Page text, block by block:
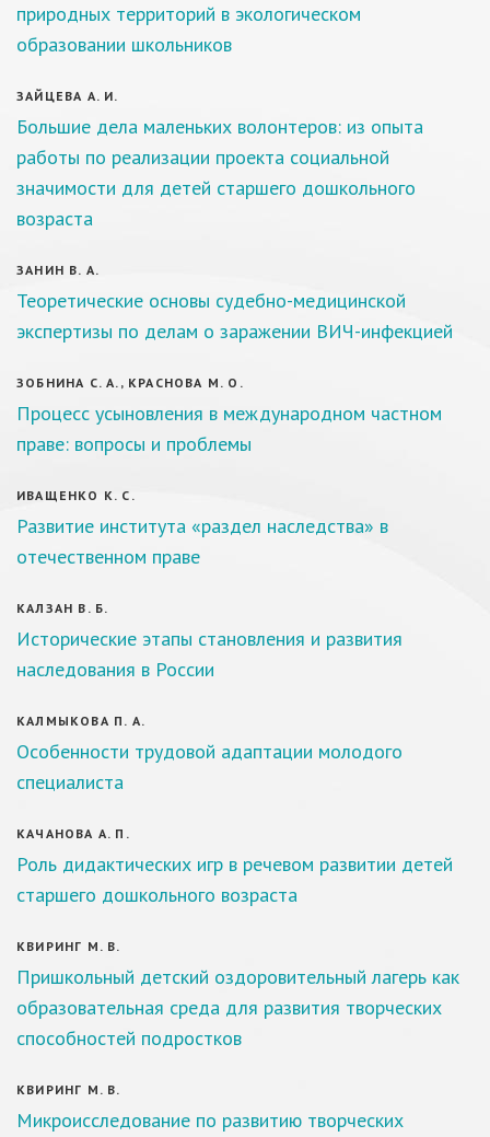
природных территорий в экологическом
образовании школьников
ЗАЙЦЕВА А. И.
Большие дела маленьких волонтеров: из опыта
работы по реализации проекта социальной
значимости для детей старшего дошкольного
возраста
ЗАНИН В. А.
Теоретические основы судебно-медицинской
экспертизы по делам о заражении ВИЧ-инфекцией
ЗОБНИНА С. А., КРАСНОВА М. О.
Процесс усыновления в международном частном
праве: вопросы и проблемы
ИВАЩЕНКО К. С.
Развитие института «раздел наследства» в
отечественном праве
КАЛЗАН В. Б.
Исторические этапы становления и развития
наследования в России
КАЛМЫКОВА П. А.
Особенности трудовой адаптации молодого
специалиста
КАЧАНОВА А. П.
Роль дидактических игр в речевом развитии детей
старшего дошкольного возраста
КВИРИНГ М. В.
Пришкольный детский оздоровительный лагерь как
образовательная среда для развития творческих
способностей подростков
КВИРИНГ М. В.
Микроисследование по развитию творческих